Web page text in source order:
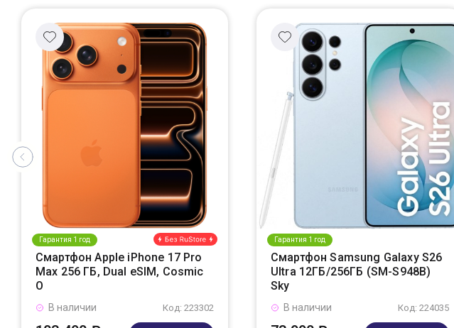
Гарантия 1 год
Смартфон Apple iPhone 17 Pro
Max 256 ГБ, Dual eSIM, Cosmic
O
Код: 223302
В наличии
Гарантия 1 год
Смартфон Samsung Galaxy S26
Ultra 12ГБ/256ГБ (SM-S948B)
Sky
Код: 224035
В наличии